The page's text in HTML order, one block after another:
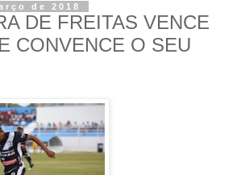
de 2018
DE FREITAS VENCE
CONVENCE O SEU